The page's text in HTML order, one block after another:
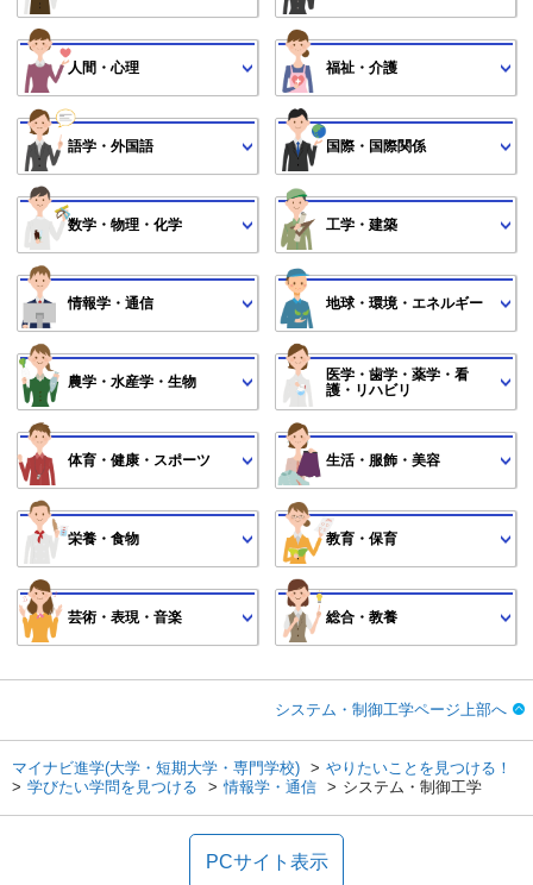
人間・心理 福祉・介護
語学・外国語 国際・国際関係
数学・物理・化学 工学・建築
情報学・通信 地球・環境・エネルギー
農学・水産学・生物
医学・歯学・薬学・看
護・リハビリ
体育・健康・スポーツ 生活・服飾・美容
栄養・食物 教育・保育
芸術・表現・音楽 総合・教養
システム・制御工学ページ上部へ
マイナビ進学(大学・短期大学・専門学校)
やりたいことを見つける！
学びたい学問を見つける
情報学・通信 システム・制御工学
PCサイト表示